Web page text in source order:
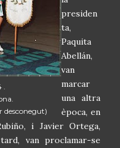
.
desconegut)
presiden
ta,
Paquita
Abellán,
van
marcar
una altra
època, en
i Javier Ortega,
van proclamar-se